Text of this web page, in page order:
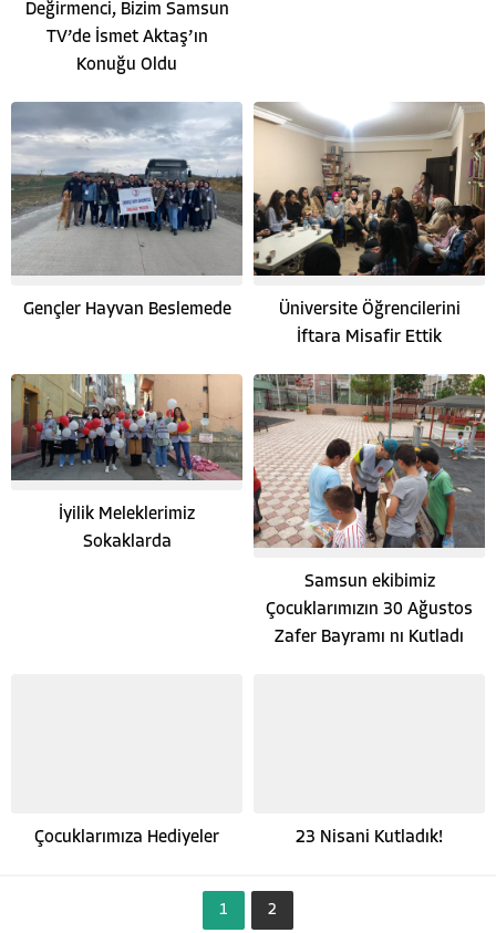
Değirmenci, Bizim Samsun
TV’de İsmet Aktaş’ın
Konuğu Oldu
Gençler Hayvan Beslemede
Üniversite Öğrencilerini
İftara Misafir Ettik
İyilik Meleklerimiz
Sokaklarda
Samsun ekibimiz
Çocuklarımızın 30 Ağustos
Zafer Bayramı nı Kutladı
Çocuklarımıza Hediyeler 23 Nisani Kutladık!
1 2